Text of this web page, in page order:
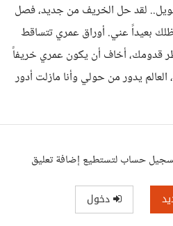
لقد حل الخريف من جديد، فصل
بعيداً عني. أوراق عمري تتساقط
قدومك، أخاف أن يكون عمري خريفاً
العالم يدور من حولي وأنا مازلت أدور
حساب لتستطيع إضافة تعليق
دخول